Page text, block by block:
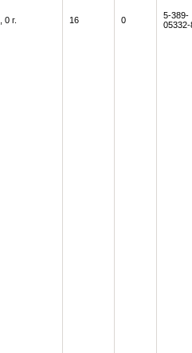
, 0 г. 16 0
5-389-
05332-